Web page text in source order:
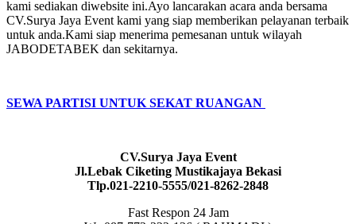
kami sediakan diwebsite ini.Ayo lancarakan acara anda bersama
CV.Surya Jaya Event kami yang siap memberikan pelayanan terbaik
untuk anda.Kami siap menerima pemesanan untuk wilayah
JABODETABEK dan sekitarnya.
SEWA PARTISI UNTUK SEKAT RUANGAN
CV.Surya Jaya Event
Jl.Lebak Ciketing Mustikajaya Bekasi
Tlp.021-2210-5555/021-8262-2848
Fast Respon 24 Jam